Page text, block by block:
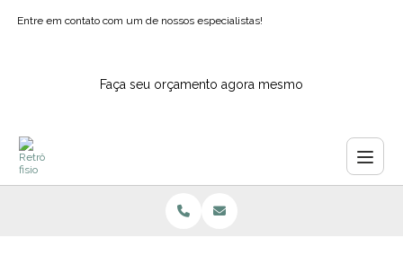
Entre em contato com um de nossos especialistas!
Faça seu orçamento agora mesmo